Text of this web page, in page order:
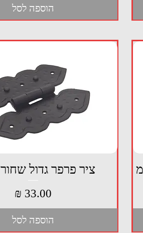
הוספה לסל
תצוגה מהירה
ציר פרפר גדול שחור 8*11
מחיר
הוספה לסל